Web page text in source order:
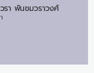
า พันชมวราวงศ์